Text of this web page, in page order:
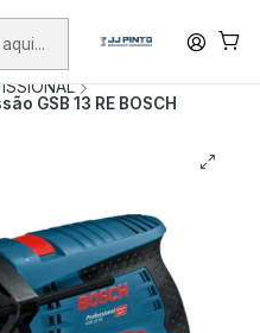
+75€ (excepto ilhas)
COM FIO
GSB 13 RE BOSCH